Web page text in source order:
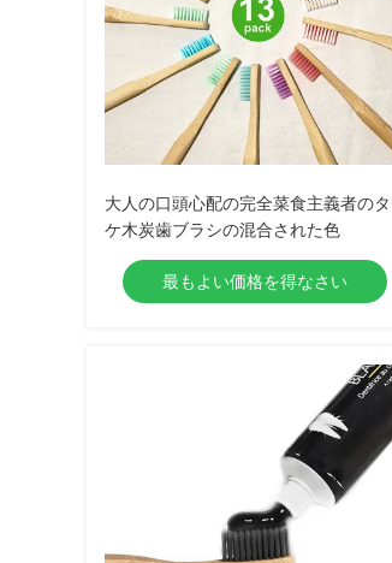
大人の口頭心配の完全菜食主義者のタ
ケ木炭歯ブラシの混合された色
最もよい価格を得なさい